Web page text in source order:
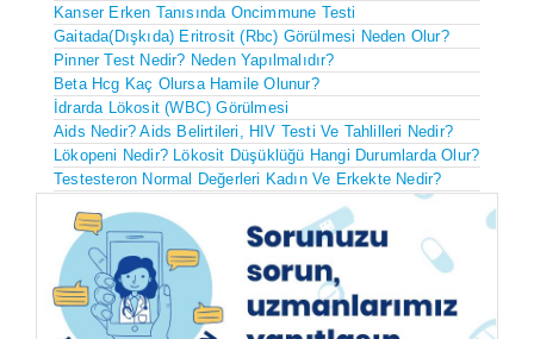
Kanser Erken Tanısında Oncimmune Testi
Gaitada(Dışkıda) Eritrosit (rbc) Görülmesi Neden Olur?
Pinner Test Nedir? Neden Yapılmalıdır?
Beta Hcg Kaç Olursa Hamile Olunur?
İdrarda Lökosit (WBC) Görülmesi
Aids Nedir? Aids Belirtileri, HIV Testi Ve Tahlilleri Nedir?
Lökopeni Nedir? Lökosit Düşüklüğü Hangi Durumlarda Olur?
Testesteron Normal Değerleri Kadın Ve Erkekte Nedir?